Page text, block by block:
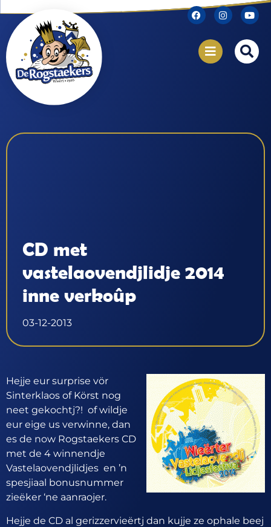
CD met
vastelaovendjlidje 2014
inne verkoûp
03-12-2013
Hejje eur surprise vör
Sinterklaos of Körst nog
neet gekochtj?! of wildje
eur eige us verwinne, dan
es de now Rogstaekers CD
met de 4 winnendje
Vastelaovendjlidjes en ’n
spesjiaal bonusnummer
zieëker ‘ne aanraojer.
Hejje de CD al gerizzervieërtj dan kujje ze ophale beej